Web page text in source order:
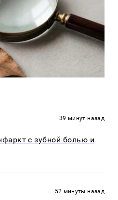
39 минут назад
с зубной болью и
52 минуты назад